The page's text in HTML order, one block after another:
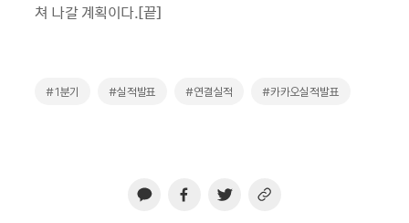
쳐 나갈 계획이다.[끝]
#1분기 #실적발표 #연결실적 #카카오실적발표